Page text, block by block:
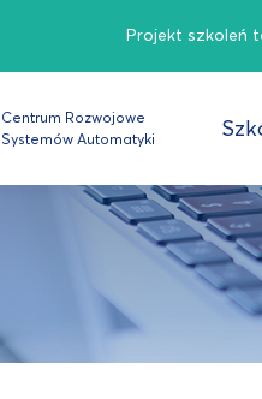
Projekt szkoleń
Centrum Rozwojowe
Systemów Automatyki